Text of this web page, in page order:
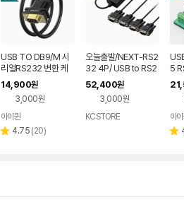
USB TO DB9/M 시
리얼RS232 변환 케
이블3m FTDI 칩셋사
용
14,900원
3,000원
아이퀸
별 4.75 리
(20)
오늘출발/NEXT-RS2
32 4P/ USB to RS2
32 시리얼 4포트 케이
블
52,400원
3,000원
KCSTORE
5
이
위
아
별